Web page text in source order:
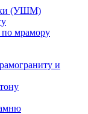
(УШМ)
по мрамору
и